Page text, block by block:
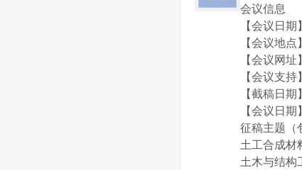
会议信息
【会议日
【会议地
【会议网
【会议支
【截稿日
【会议日
征稿主题（
土工合成材
土木与结构